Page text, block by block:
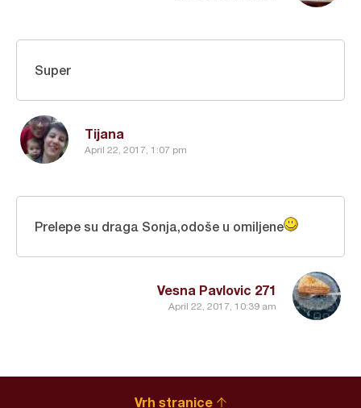
Tijana
April 22, 2017, 1:07 pm
Super
Vesna Pavlovic 271
April 22, 2017, 10:39 am
Prelepe su draga Sonja,odoše u omiljene
Vrh stranice